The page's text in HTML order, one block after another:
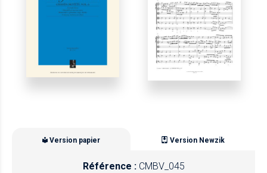
Version papier Version Newzik
Référence : CMBV_045